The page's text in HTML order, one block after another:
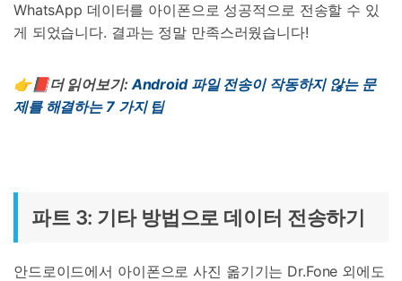
WhatsApp 데이터를 아이폰으로 성공적으로 전송할 수 있
게 되었습니다. 결과는 정말 만족스러웠습니다!
👉📕더 읽어보기: Android 파일 전송이 작동하지 않는 문
제를 해결하는7 가지 팁
파트 3: 기타 방법으로 데이터 전송하기
안드로이드에서 아이폰으로 사진 옮기기는 Dr.Fone 외에도